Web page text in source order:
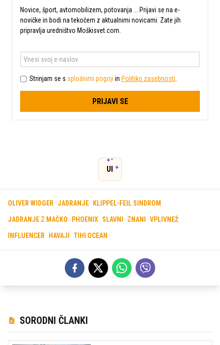
Novice, šport, avtomobilizem, potovanja ... Prijavi se na e-
novičke in bodi na tekočem z aktualnimi novicami. Zate jih
pripravlja uredništvo Moškisvet.com.
Strinjam se s splošnimi pogoji in Politiko zasebnosti.
PRIJAVI SE
UI
OLIVER WIDGER JADRANJE KLIPPEL-FEIL SINDROM
JADRANJE Z MAČKO PHOENIX SLAVNI ZNANI VPLIVNEŽ
INFLUENCER HAVAJI TIHI OCEAN
SORODNI ČLANKI